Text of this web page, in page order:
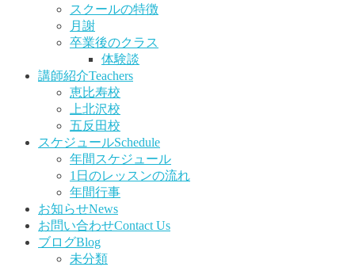
スクールの特徴
月謝
卒業後のクラス
体験談
講師紹介Teachers
恵比寿校
上北沢校
五反田校
スケジュールSchedule
年間スケジュール
1日のレッスンの流れ
年間行事
お知らせNews
お問い合わせContact Us
ブログBlog
未分類